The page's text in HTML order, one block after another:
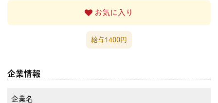
お気に入り
給与1400円
企業情報
企業名